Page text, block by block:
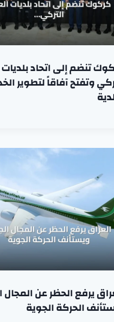
تنضم إلى اتحاد بلديات
وتفتح آفاقاً لتطوير
يرفع الحظر عن
الحركة الجوية